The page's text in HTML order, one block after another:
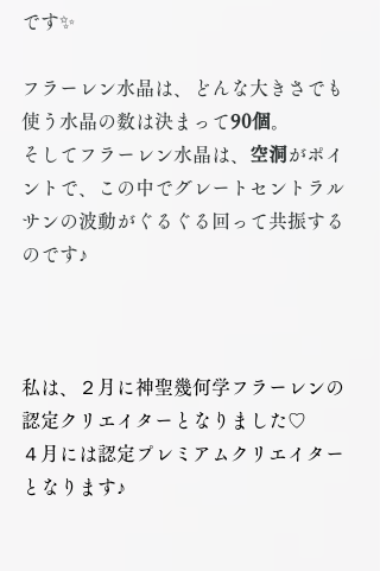
です✨
フラーレン水晶は、どんな大きさでも
使う水晶の数は決まって90個。
そしてフラーレン水晶は、 空洞がポイ
ントで、この中でグレートセントラル
サンの波動がぐるぐる回って共振する
のです♪
私は、２月に神聖幾何学フラーレンの
認定クリエイターとなりました♡
４月には認定プレミアムクリエイター
となります♪